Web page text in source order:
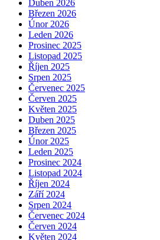
Duben 2026
Březen 2026
Únor 2026
Leden 2026
Prosinec 2025
Listopad 2025
Říjen 2025
Srpen 2025
Červenec 2025
Červen 2025
Květen 2025
Duben 2025
Březen 2025
Únor 2025
Leden 2025
Prosinec 2024
Listopad 2024
Říjen 2024
Září 2024
Srpen 2024
Červenec 2024
Červen 2024
Květen 2024